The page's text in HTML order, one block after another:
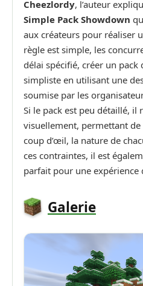
Cheezlordy, l’auteur
Simple Pack Showdown
aux créateurs pour réaliser
règle est simple, les
délai spécifié, créer un pack
simpliste en utilisant une
soumise par les
Si le pack est peu détaillé, il
visuellement, permettant
coup d’œil, la nature de
ces contraintes, il est
parfait pour une
Galerie